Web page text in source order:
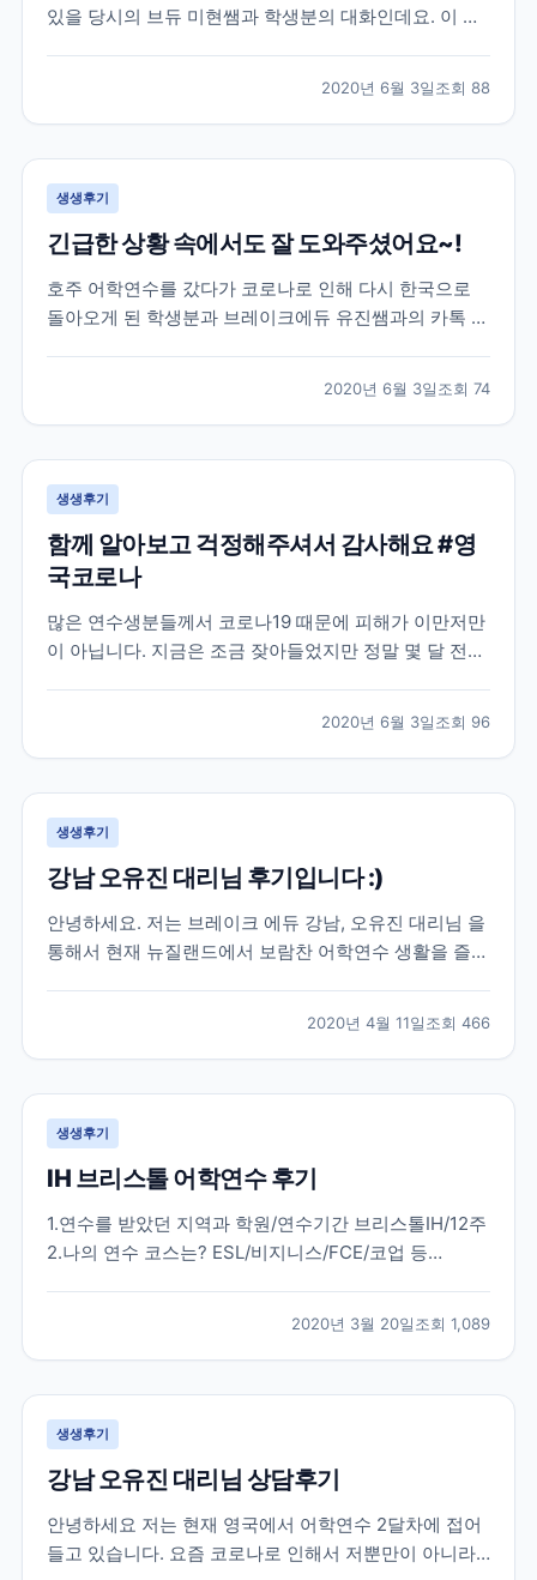
있을 당시의 브듀 미현쌤과 학생분의 대화인데요. 이 학
국하실 때만 해도 미국에는 코로나의 영향이 거의 없는
상황이라 무사히 출국을 하셨었는데요. 이제 막 적응하
면...
2020년 6월 3일조회 88
생생후기
긴급한 상황 속에서도 잘 도와주셨어요~!
호주 어학연수를 갔다가 코로나로 인해 다시 한국으로
돌아오게 된 학생분과 브레이크에듀 유진쌤과의 카톡 대
로 인해 부모님께서 걱정이 되어 한국으로 돌아오는 항
공권을 구매하여 보내주셨습니다. 급하게 연락을 주셔서
학원에...
2020년 6월 3일조회 74
생생후기
함께 알아보고 걱정해주셔서 감사해요 #영
국코로나
많은 연수생분들께서 코로나19 때문에 피해가 이만저만
이 아닙니다. 지금은 조금 잦아들었지만 정말 몇 달 전까
함께 하며 꾸준히 소통을 유지하고 있는데요. 학생분들
입장에서는 정말 당황스럽기도 하고 무섭기도 하실 거예
요...
2020년 6월 3일조회 96
생생후기
강남 오유진 대리님 후기입니다 :)
안녕하세요. 저는 브레이크 에듀 강남, 오유진 대리님 을
통해서 현재 뉴질랜드에서 보람찬 어학연수 생활을 즐기
도 오유진 대리님의 친절함이 이유가 되었다고 생각합니
다. 한국에서 많은 준비 과정을 거치고 무사히 뉴질랜드
에...
2020년 4월 11일조회 466
생생후기
IH 브리스톨 어학연수 후기
1.연수를 받았던 지역과 학원/연수기간 브리스톨IH/12주
2.나의 연수 코스는? ESL/비지니스/FCE/코업 등
런던 외 지방지역은 런던과는 달리 조용하고 공부에 몰
두할 수 있는 지역을 원하였습니다....
2020년 3월 20일조회 1,089
생생후기
강남 오유진 대리님 상담후기
안녕하세요 저는 현재 영국에서 어학연수 2달차에 접어
들고 있습니다. 요즘 코로나로 인해서 저뿐만이 아니라